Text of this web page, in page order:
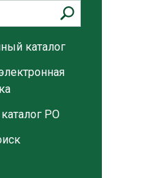
каталог
РО